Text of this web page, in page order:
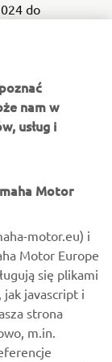
do
i skuterów
promocji.
nam w
usług i
Motor
motor.eu) i
Motor Europe
się plikami
jak javascript i
strona
m.in.